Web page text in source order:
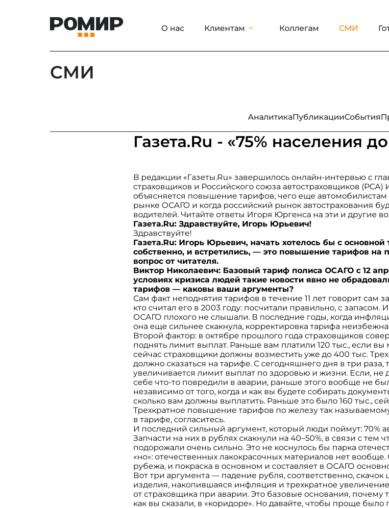
О нас Клиентам Коллегам СМИ
СМИ
АналитикаПубликацииСобытия
Газета.Ru - «75% населения
В редакции «Газеты.Ru» завершилось онлайн-интервью с
страховщиков и Российского союза автостраховщиков
объясняется повышение тарифов, чего еще
рынке ОСАГО и когда российский рынок автострахования
водителей. Читайте ответы Игоря Юргенса на эти и другие
Газета.Ru: Здравствуйте, Игорь Юрьевич!
Здравствуйте!
Газета.Ru: Игорь Юрьевич, начать хотелось бы с
собственно, и встретились, — это повышение тарифов
вопрос от читателя.
Виктор Николаевич: Базовый тариф полиса ОСАГО с 12
условиях кризиса людей такие новости явно не
тарифов — каковы ваши аргументы?
Сам факт неподнятия тарифов в течение 11 лет говорит сам
кто считал его в 2003 году: посчитали правильно, с запасом.
ОСАГО плохого не слышали. В последние годы, когда
она еще сильнее скакнула, корректировка тарифа
Второй фактор: в октябре прошлого года страховщиков
поднять лимит выплат. Раньше вам платили 120 тыс., если
сейчас страховщики должны возместить уже до 400 тыс.
должно сказаться на тарифе. С сегодняшнего дня в три раза,
увеличивается лимит выплат по здоровью и жизни. Если, не
себе что-то повредили в аварии, раньше этого вообще не
независимо от того, когда и как вы будете собирать
сколько вам должны выплатить. Раньше это было 160 тыс.,
Трехкратное повышение тарифов по железу так
в тарифе, согласитесь.
И последний сильный аргумент, который люди поймут: 70%
Запчасти на них в рублях скакнули на 40–50%, в связи с тем
подорожали очень сильно. Это не коснулось бы парка
«но»: отечественных лакокрасочных материалов нет
рубежа, и покраска в основном и составляет в ОСАГО
Вот три аргумента — падение рубля, соответственно, скачок
изделия, накопившаяся инфляция и трехкратное увеличение
от страховщика при аварии. Это базовые основания, почему
как вы сказали, в «коридоре». Но давайте, чтобы проще